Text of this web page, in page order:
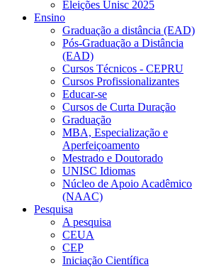
Eleições Unisc 2025
Ensino
Graduação a distância (EAD)
Pós-Graduação a Distância
(EAD)
Cursos Técnicos - CEPRU
Cursos Profissionalizantes
Educar-se
Cursos de Curta Duração
Graduação
MBA, Especialização e
Aperfeiçoamento
Mestrado e Doutorado
UNISC Idiomas
Núcleo de Apoio Acadêmico
(NAAC)
Pesquisa
A pesquisa
CEUA
CEP
Iniciação Científica